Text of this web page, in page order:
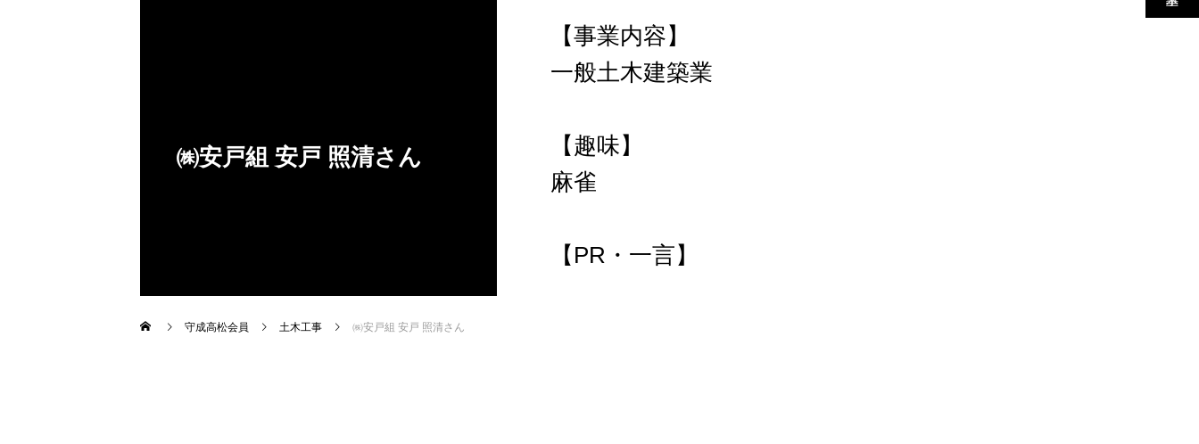
㈱安戸組 安戸 照清さん
【事業内容】
一般土木建築業
【趣味】
麻雀
【PR・一言】
守成高松会員 土木工事 ㈱安戸組 安戸 照清さん